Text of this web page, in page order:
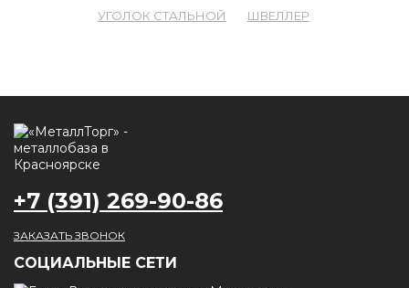
УГОЛОК СТАЛЬНОЙ
ШВЕЛЛЕР
+7 (391) 269-90-86
ЗАКАЗАТЬ ЗВОНОК
CОЦИАЛЬНЫЕ СЕТИ